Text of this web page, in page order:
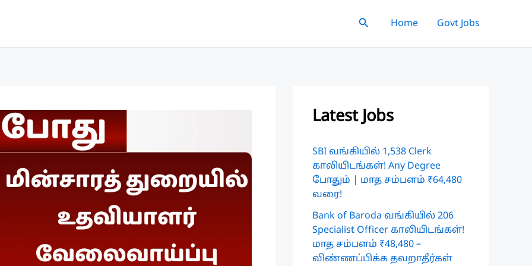
SearchHome Govt Jobs
Latest Jobs
SBI வங்கியில் 1,538 Clerk
காலியிடங்கள்! Any Degree
போதும் | மாத சம்பளம் ₹64,480
வரை!
Bank of Baroda வங்கியில் 206
Specialist Officer காலியிடங்கள்!
மாத சம்பளம் ₹48,480 –
விண்ணப்பிக்க தவறாதீர்கள்